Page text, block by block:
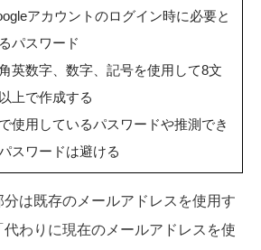
アカウントのログイン時に必要と
パスワード
英数字、数字、記号を使用して8文
上で作成する
使用しているパスワードや推測でき
スワードは避ける
は既存のメールアドレスを使用す
わりに現在のメールアドレスを使